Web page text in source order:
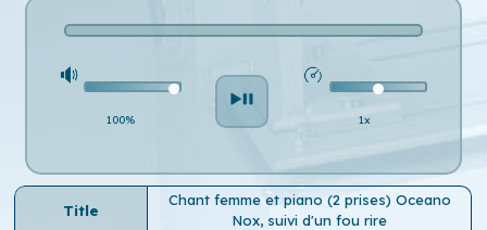
100% 1x
Title
Chant femme et piano (2 prises) Oceano
Nox, suivi d'un fou rire